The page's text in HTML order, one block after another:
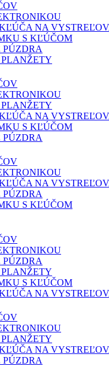
NA
S KĽÚČOM
NA
S KĽÚČOM
NA
S KĽÚČOM
S KĽÚČOM
NA
NA